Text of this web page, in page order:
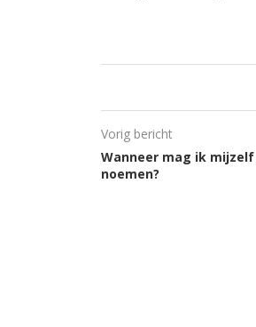
Vorig bericht
Wanneer mag ik
noemen?